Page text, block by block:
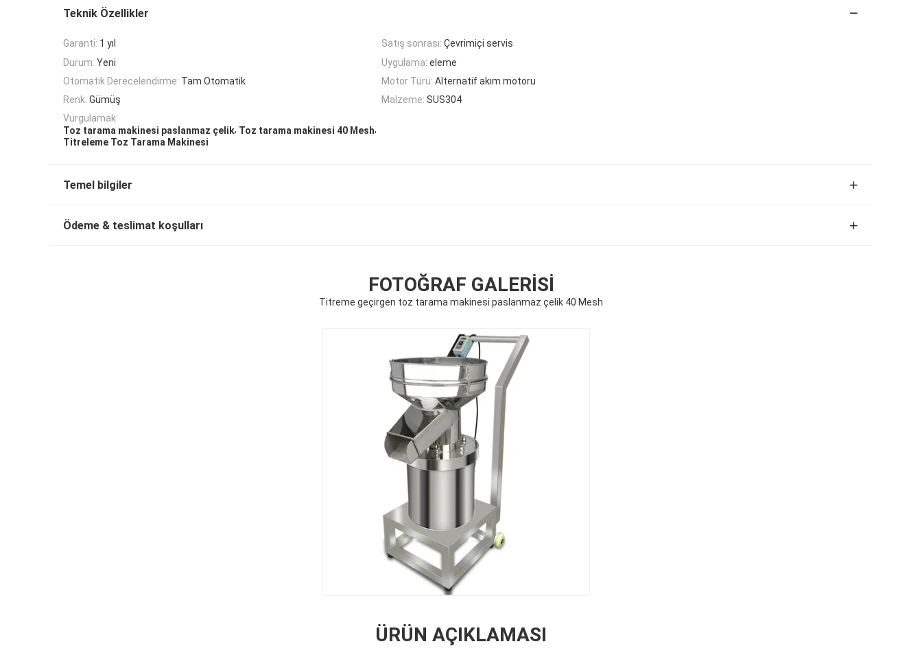
Teknik Özellikler
Garanti: 1 yıl Satış sonrası: Çevrimiçi servis
Durum: Yeni Uygulama: eleme
Otomatik Derecelendirme: Tam Otomatik Motor Türü: Alternatif akım motoru
Renk: Gümüş Malzeme: SUS304
Vurgulamak:
Toz tarama makinesi paslanmaz çelik, Toz tarama makinesi 40 Mesh,
Titreleme Toz Tarama Makinesi
Temel bilgiler
Ödeme & teslimat koşulları
FOTOĞRAF GALERISI
Titreme geçirgen toz tarama makinesi paslanmaz çelik 40 Mesh
ÜRÜN AÇIKLAMASI